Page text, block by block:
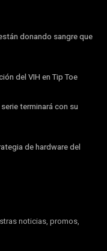
donando sangre que
del VIH en Tip Toe
terminará con su
de hardware del
noticias, promos,